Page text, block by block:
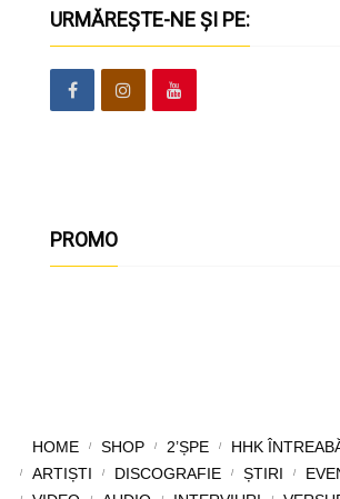
URMĂREȘTE-NE ȘI PE:
PROMO
HOME SHOP 2’ȘPE HHK
ARTIȘTI
DISCOGRAFIE ȘTIRI